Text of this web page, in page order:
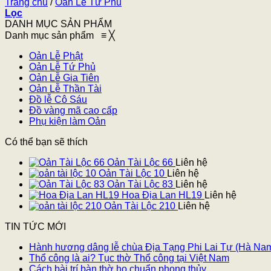
Trang chủ / Oản Lễ Tứ Phủ
Lọc
DANH MỤC SẢN PHẨM
Danh mục sản phẩm ≡ ╳
Oản Lễ Phật
Oản Lễ Tứ Phủ
Oản Lễ Gia Tiên
Oản Lễ Thần Tài
Đồ lễ Cô Sáu
Đồ vàng mã cao cấp
Phụ kiện làm Oản
Có thể bạn sẽ thích
Oản Tài Lộc 66 Liên hệ
Oản Tài Lộc 10 Liên hệ
Oản Tài Lộc 83 Liên hệ
Hoa Địa Lan HL19 Liên hệ
Oản Tài Lộc 210 Liên hệ
TIN TỨC MỚI
Hành hương dâng lễ chùa Địa Tạng Phi Lai Tự (Hà
Thổ công là ai? Tục thờ Thổ công tại Việt Nam
Cách bài trí bàn thờ họ chuẩn phong thủy